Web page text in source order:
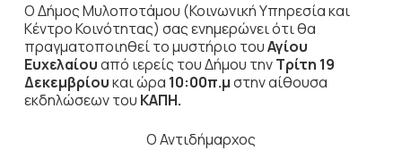
Ο Δήμος Μυλοποτάμου (Κοινωνική Υπηρεσία και
Κέντρο Κοινότητας) σας ενημερώνει ότι θα
πραγματοποιηθεί το μυστήριο τουΑγίου
Ευχελαίουαπό ιερείς του Δήμου τηνΤρίτη 19
Δεκεμβρίουκαι ώρα 10:00π.μστην αίθουσα
εκδηλώσεων του ΚΑΠΗ.
Ο Αντιδήμαρχος